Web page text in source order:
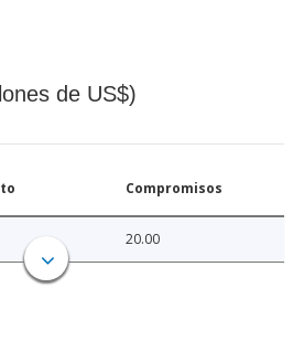
de US$)
Compromisos
20.00